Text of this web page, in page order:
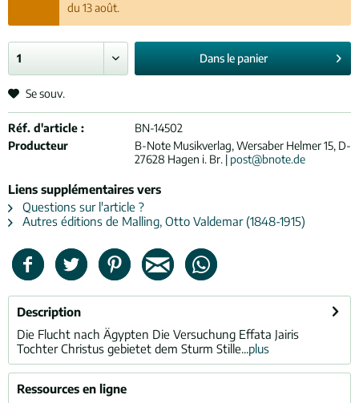
du 13 août.
Dans le panier
Se souv.
Réf. d'article :
BN-14502
Producteur
B-Note Musikverlag, Wersaber Helmer 15, D-
27628 Hagen i. Br. | post@bnote.de
Liens supplémentaires vers
Questions sur l'article ?
Autres éditions de Malling, Otto Valdemar (1848-1915)
Description
Die Flucht nach Ägypten Die Versuchung Effata Jairis
Tochter Christus gebietet dem Sturm Stille...plus
Ressources en ligne